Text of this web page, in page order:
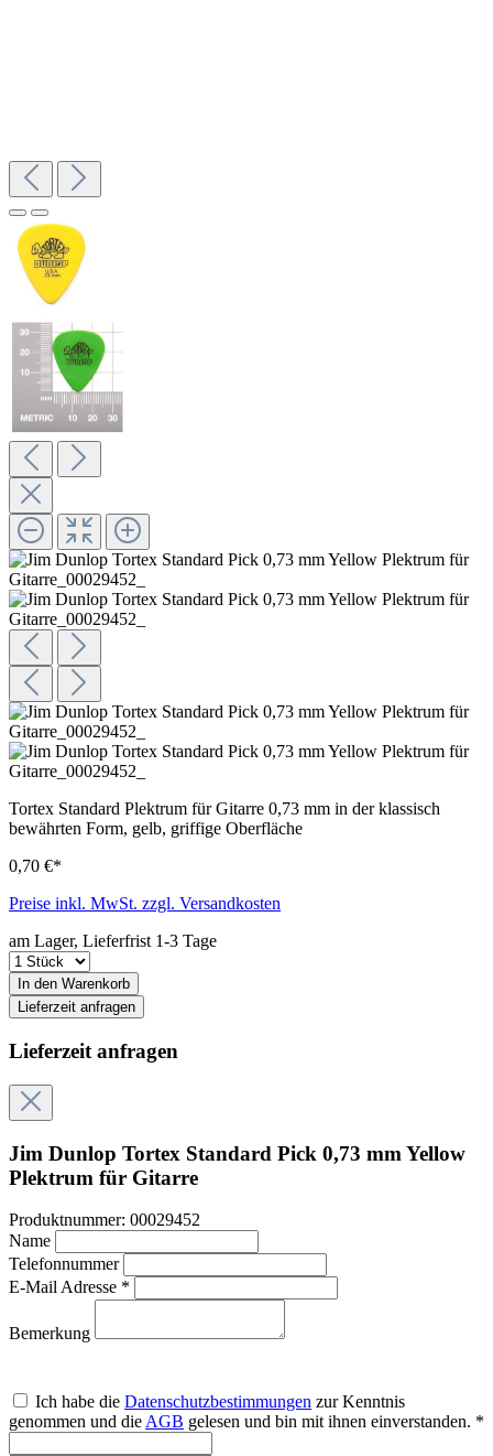
Tortex Standard Plektrum für Gitarre 0,73 mm in der klassisch
bewährten Form, gelb, griffige Oberfläche
0,70 €*
Preise inkl. MwSt. zzgl. Versandkosten
am Lager, Lieferfrist 1-3 Tage
In den Warenkorb
Lieferzeit anfragen
Lieferzeit anfragen
Jim Dunlop Tortex Standard Pick 0,73 mm Yellow
Plektrum für Gitarre
Produktnummer: 00029452
Name
Telefonnummer
E-Mail Adresse *
Bemerkung
Ich habe die Datenschutzbestimmungen zur Kenntnis
genommen und die AGB gelesen und bin mit ihnen einverstanden. *